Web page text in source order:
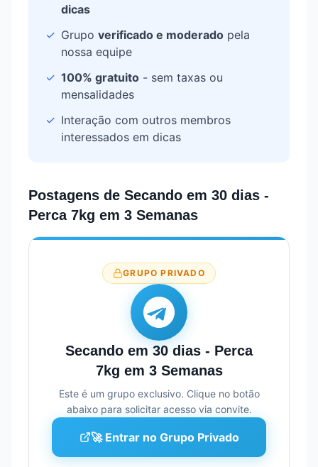
dicas
✓ Grupo verificado e moderado pela
nossa equipe
✓ 100% gratuito - sem taxas ou
mensalidades
✓ Interação com outros membros
interessados em dicas
Postagens de Secando em 30 dias -
Perca 7kg em 3 Semanas
GRUPO PRIVADO
Secando em 30 dias - Perca
7kg em 3 Semanas
Este é um grupo exclusivo. Clique no botão
abaixo para solicitar acesso via convite.
🚀 Entrar no Grupo Privado